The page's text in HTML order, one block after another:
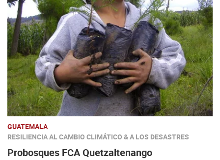
GUATEMALA
RESILIENCIA AL CAMBIO CLIMÁTICO & A LOS DESASTRES
Probosques FCA Quetzaltenango